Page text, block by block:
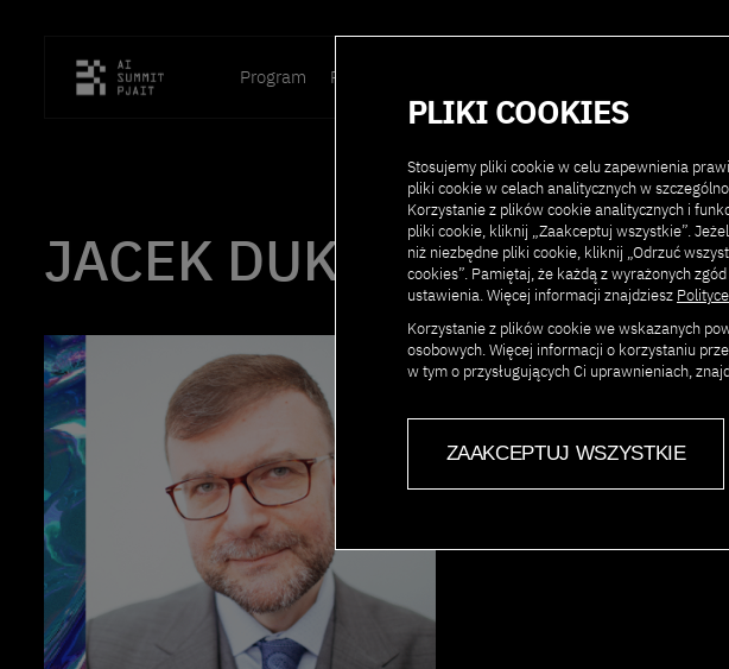
Program Prelegenci
JACEK DUKAJ
PLIKI COOKIES
Stosujemy pliki cookie w celu zapewnienia
pliki cookie w celach analitycznych w
Korzystanie z plików cookie analitycznych i
pliki cookie, kliknij „Zaakceptuj wszystkie”.
niż niezbędne pliki cookie, kliknij „Odrzuć
cookies”. Pamiętaj, że każdą z wyrażonych
ustawienia. Więcej informacji znajdziesz
Korzystanie z plików cookie we wskazanych
osobowych. Więcej informacji o korzystaniu
w tym o przysługujących Ci uprawnieniach,
ZAAKCEPTUJ WSZYSTKIE